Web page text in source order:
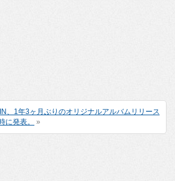
、1年3ヶ月ぶりのオリジナルアルバムリリース
に発表。
»